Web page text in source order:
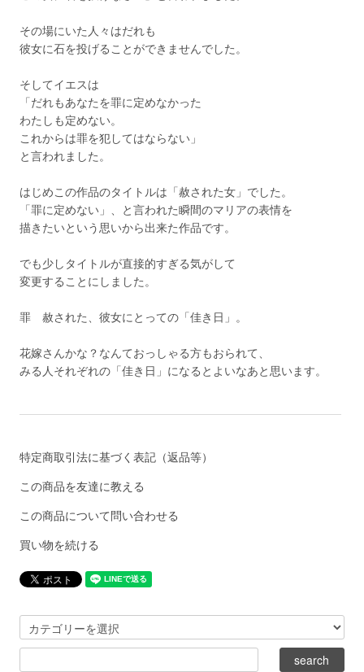
その場にいた人々はだれも
彼女に石を投げることができませんでした。
そしてイエスは
「だれもあなたを罪に定めなかった
わたしも定めない。
これからは罪を犯してはならない」
と言われました。
はじめこの作品のタイトルは「赦された女」でした。
「罪に定めない」、と言われた瞬間のマリアの表情を
描きたいという思いから出来た作品です。
でも少しタイトルが直接的すぎる気がして
変更することにしました。
罪 赦された、彼女にとっての「佳き日」。
花嫁さんかな？なんておっしゃる方もおられて、
みる人それぞれの「佳き日」になるとよいなあと思います。
特定商取引法に基づく表記（返品等）
この商品を友達に教える
この商品について問い合わせる
買い物を続ける